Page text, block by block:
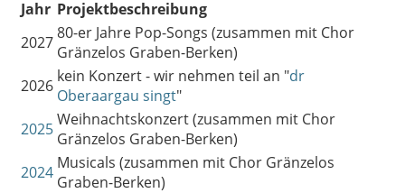
Jahr Projektbeschreibung
202780-er Jahre Pop-Songs (zusammen mit Chor
Gränzelos Graben-Berken)
2026 kein Konzert - wir nehmen teil an "dr
Oberaargau singt"
2025Weihnachtskonzert (zusammen mit Chor
Gränzelos Graben-Berken)
2024 Musicals (zusammen mit Chor Gränzelos
Graben-Berken)